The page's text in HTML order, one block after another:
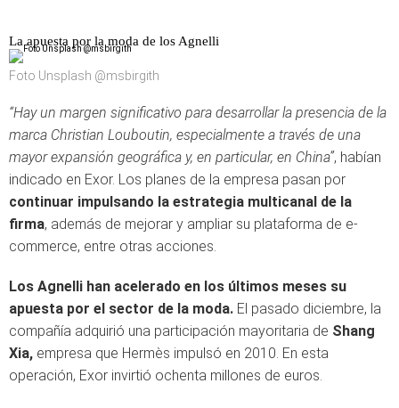
La apuesta por la moda de los Agnelli
Foto Unsplash @msbirgith
“Hay un margen significativo para desarrollar la presencia de la
marca Christian Louboutin, especialmente a través de una
mayor expansión geográfica y, en particular, en China”, habían
indicado en Exor. Los planes de la empresa pasan por
continuar impulsando la estrategia multicanal de la
firma, además de mejorar y ampliar su plataforma de e-
commerce, entre otras acciones.
Los Agnelli han acelerado en los últimos meses su
apuesta por el sector de la moda. El pasado diciembre, la
compañía adquirió una participación mayoritaria de Shang
Xia, empresa que Hermès impulsó en 2010. En esta
operación, Exor invirtió ochenta millones de euros.